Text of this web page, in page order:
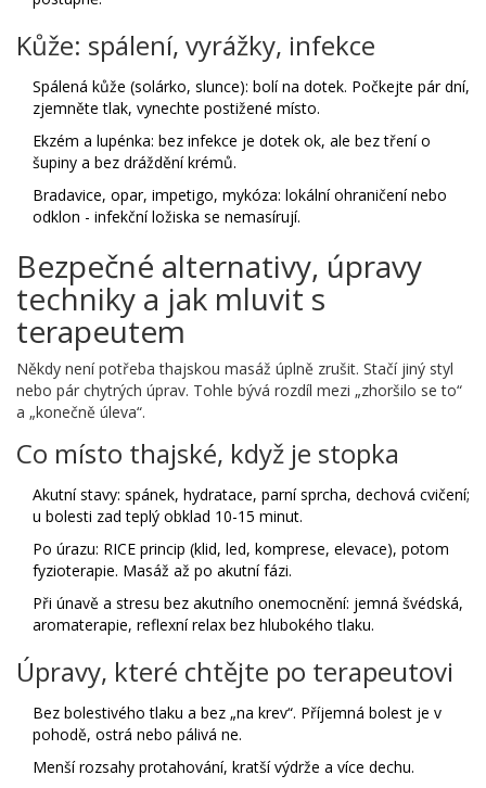
Kůže: spálení, vyrážky, infekce
Spálená kůže (solárko, slunce): bolí na dotek. Počkejte pár dní,
zjemněte tlak, vynechte postižené místo.
Ekzém a lupénka: bez infekce je dotek ok, ale bez tření o
šupiny a bez dráždění krémů.
Bradavice, opar, impetigo, mykóza: lokální ohraničení nebo
odklon - infekční ložiska se nemasírují.
Bezpečné alternativy, úpravy
techniky a jak mluvit s
terapeutem
Někdy není potřeba thajskou masáž úplně zrušit. Stačí jiný styl
nebo pár chytrých úprav. Tohle bývá rozdíl mezi „zhoršilo se to“
a „konečně úleva“.
Co místo thajské, když je stopka
Akutní stavy: spánek, hydratace, parní sprcha, dechová cvičení;
u bolesti zad teplý obklad 10-15 minut.
Po úrazu: RICE princip (klid, led, komprese, elevace), potom
fyzioterapie. Masáž až po akutní fázi.
Při únavě a stresu bez akutního onemocnění: jemná švédská,
aromaterapie, reflexní relax bez hlubokého tlaku.
Úpravy, které chtějte po terapeutovi
Bez bolestivého tlaku a bez „na krev“. Příjemná bolest je v
pohodě, ostrá nebo pálivá ne.
Menší rozsahy protahování, kratší výdrže a více dechu.